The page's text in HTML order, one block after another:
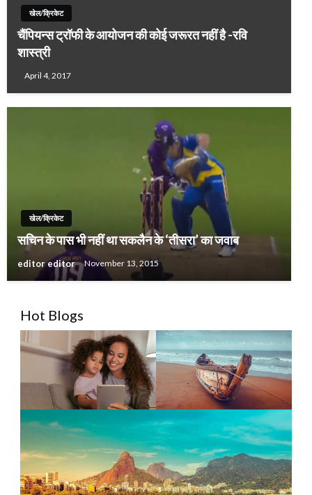
खेल/क्रिकेट
चैंपियन्स ट्रॉफी के आयोजन की कोई जरूरत नहीं है -रवि
शास्त्री
April 4, 2017
खेल/क्रिकेट
सचिन के पास भी नहीं था सकलैन के ‘तीसरा’ का जवाब
editor editor November 13, 2015
Hot Blogs